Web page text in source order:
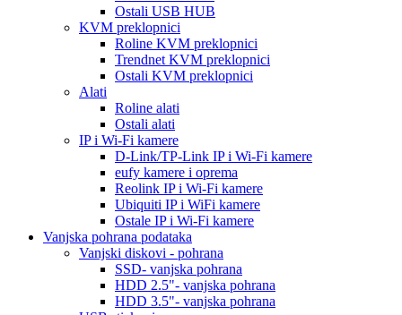
Ostali USB HUB
KVM preklopnici
Roline KVM preklopnici
Trendnet KVM preklopnici
Ostali KVM preklopnici
Alati
Roline alati
Ostali alati
IP i Wi-Fi kamere
D-Link/TP-Link IP i Wi-Fi kamere
eufy kamere i oprema
Reolink IP i Wi-Fi kamere
Ubiquiti IP i WiFi kamere
Ostale IP i Wi-Fi kamere
Vanjska pohrana podataka
Vanjski diskovi - pohrana
SSD- vanjska pohrana
HDD 2.5"- vanjska pohrana
HDD 3.5"- vanjska pohrana